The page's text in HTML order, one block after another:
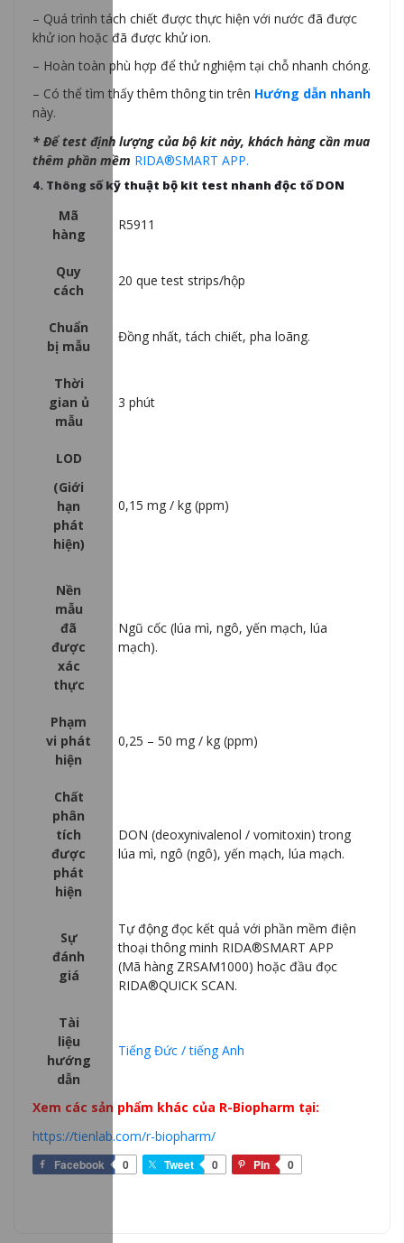
– Quá trình tách chiết được thực hiện với nước đã được
khử ion hoặc đã được khử ion.
– Hoàn toàn phù hợp để thử nghiệm tại chỗ nhanh chóng.
– Có thể tìm thấy thêm thông tin trên Hướng dẫn nhanh
này.
* Để test định lượng của bộ kit này, khách hàng cần mua
thêm phần mềm RIDA®SMART APP.
4. Thông số kỹ thuật bộ kit test nhanh độc tố DON
Mã
hàng
R5911
Quy
cách
20 que test strips/hộp
Chuẩn
bị mẫu
Đồng nhất, tách chiết, pha loãng.
Thời
gian ủ
mẫu
3 phút
LOD
(Giới
hạn
phát
hiện)
0,15 mg / kg (ppm)
Nền
mẫu
đã
được
xác
thực
Ngũ cốc (lúa mì, ngô, yến mạch, lúa
mạch).
Phạm
vi phát
hiện
0,25 – 50 mg / kg (ppm)
Chất
phân
tích
được
phát
hiện
DON (deoxynivalenol / vomitoxin) trong
lúa mì, ngô (ngô), yến mạch, lúa mạch.
Sự
đánh
giá
Tự động đọc kết quả với phần mềm điện
thoại thông minh RIDA®SMART APP
(Mã hàng ZRSAM1000) hoặc đầu đọc
RIDA®QUICK SCAN.
Tài
liệu
hướng
dẫn
Tiếng Đức / tiếng Anh
Xem các sản phẩm khác của R-Biopharm tại:
https://tienlab.com/r-biopharm/
Facebook 0 Tweet 0 Pin 0